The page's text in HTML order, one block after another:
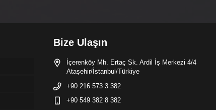
Bize Ulaşın
İçerenköy Mh. Ertaç Sk. Ardil İş Merkezi 4/4
Ataşehir/İstanbul/Türkiye
+90 216 573 3 382
+90 549 382 8 382